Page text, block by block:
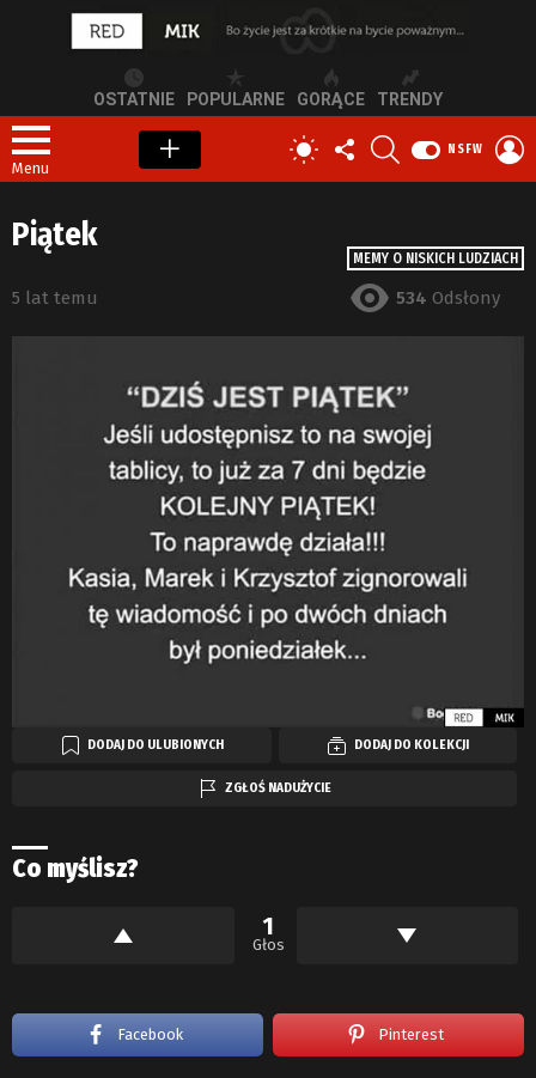
OSTATNIE POPULARNE GORĄCE TRENDY
Menu
PRZEŁĄCZ
SKÓRKĘ
OBSERWUJ
NAS
NSFW
MEMY O NISKICH LUDZIACH
Piątek
5 lat temu 534 Odsłony
DODAJ DO ULUBIONYCH DODAJ DO KOLEKCJI
ZGŁOŚ NADUŻYCIE
Co myślisz?
1
Głos
Facebook Pinterest